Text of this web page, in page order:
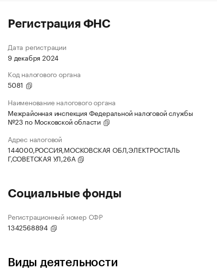
Регистрация ФНС
Дата регистрации
9 декабря 2024
Код налогового органа
5081
Наименование налогового органа
Межрайонная инспекция Федеральной налоговой службы
№23 по Московской области
Адрес налоговой
144000,РОССИЯ,МОСКОВСКАЯ ОБЛ,ЭЛЕКТРОСТАЛЬ
Г,СОВЕТСКАЯ УЛ,26А
Социальные фонды
Регистрационный номер СФР
1342568894
Виды деятельности